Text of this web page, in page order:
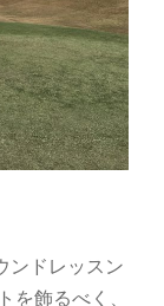
ンドレッスン
飾るべく、